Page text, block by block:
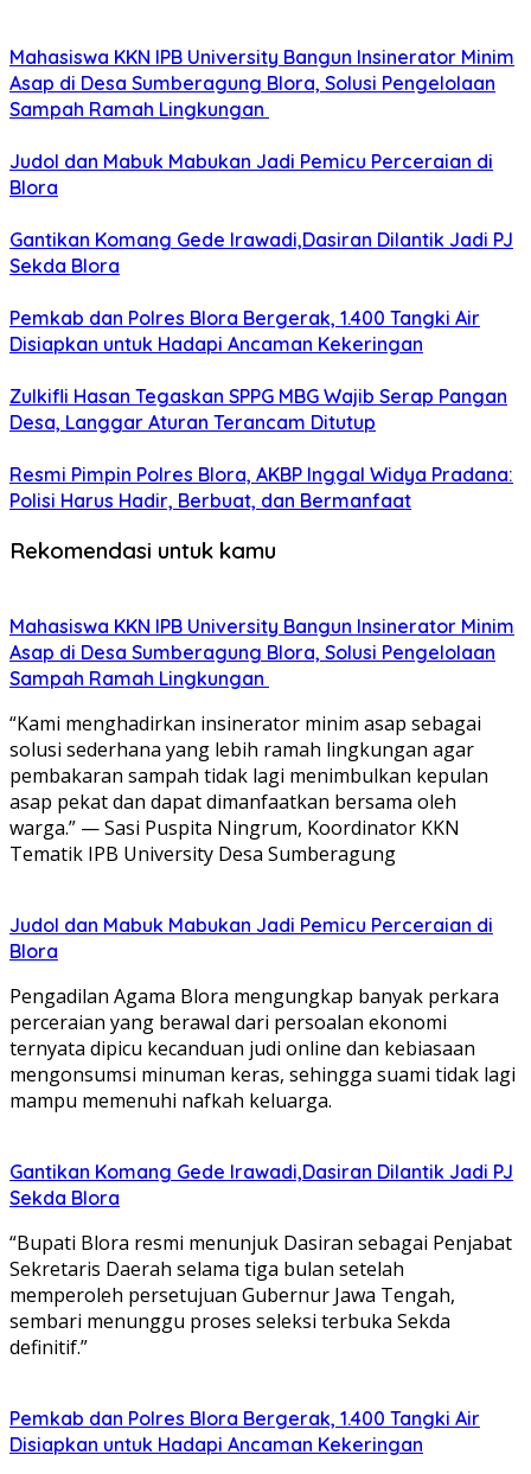
Mahasiswa KKN IPB University Bangun Insinerator Minim
Asap di Desa Sumberagung Blora, Solusi Pengelolaan
Sampah Ramah Lingkungan ‎
Judol dan Mabuk Mabukan Jadi Pemicu Perceraian di
Blora
Gantikan Komang Gede Irawadi,Dasiran Dilantik Jadi PJ
Sekda Blora
Pemkab dan Polres Blora Bergerak, 1.400 Tangki Air
Disiapkan untuk Hadapi Ancaman Kekeringan
Zulkifli Hasan Tegaskan SPPG MBG Wajib Serap Pangan
Desa, Langgar Aturan Terancam Ditutup
Resmi Pimpin Polres Blora, AKBP Inggal Widya Pradana:
Polisi Harus Hadir, Berbuat, dan Bermanfaat
Rekomendasi untuk kamu
Mahasiswa KKN IPB University Bangun Insinerator Minim
Asap di Desa Sumberagung Blora, Solusi Pengelolaan
Sampah Ramah Lingkungan ‎
“Kami menghadirkan insinerator minim asap sebagai
solusi sederhana yang lebih ramah lingkungan agar
pembakaran sampah tidak lagi menimbulkan kepulan
asap pekat dan dapat dimanfaatkan bersama oleh
warga.” — Sasi Puspita Ningrum, Koordinator KKN
Tematik IPB University Desa Sumberagung
Judol dan Mabuk Mabukan Jadi Pemicu Perceraian di
Blora
Pengadilan Agama Blora mengungkap banyak perkara
perceraian yang berawal dari persoalan ekonomi
ternyata dipicu kecanduan judi online dan kebiasaan
mengonsumsi minuman keras, sehingga suami tidak lagi
mampu memenuhi nafkah keluarga.
Gantikan Komang Gede Irawadi,Dasiran Dilantik Jadi PJ
Sekda Blora
“Bupati Blora resmi menunjuk Dasiran sebagai Penjabat
Sekretaris Daerah selama tiga bulan setelah
memperoleh persetujuan Gubernur Jawa Tengah,
sembari menunggu proses seleksi terbuka Sekda
definitif.”
Pemkab dan Polres Blora Bergerak, 1.400 Tangki Air
Disiapkan untuk Hadapi Ancaman Kekeringan